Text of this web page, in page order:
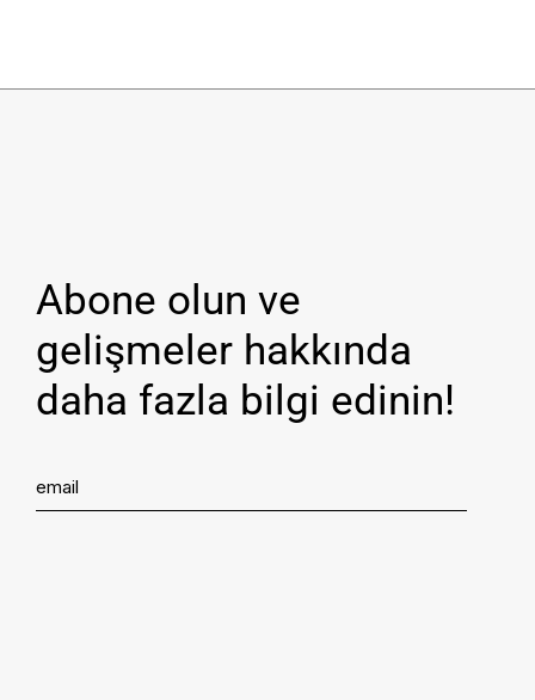
Abone olun ve
gelişmeler hakkında
daha fazla bilgi edinin!